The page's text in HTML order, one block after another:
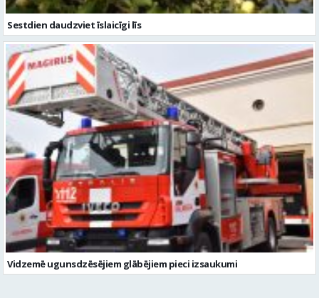
Sestdien daudzviet īslaicīgi līs
Vidzemē ugunsdzēsējiem glābējiem pieci izsaukumi